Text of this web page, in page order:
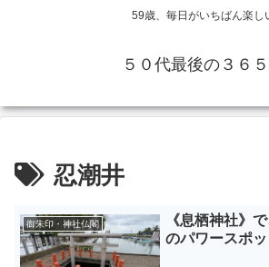
59歳、毎日がいちばん楽し
５０代最後の３６
忍潮井
御朱印・神社仏閣
《息栖神社》
のパワースポ